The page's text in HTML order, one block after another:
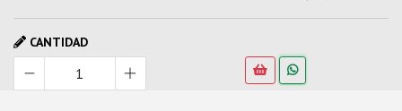
CANTIDAD